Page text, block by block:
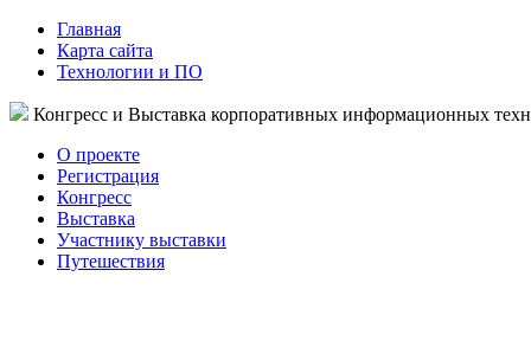
Главная
Карта сайта
Технологии и ПО
Конгресс и Выставка корпоративных информационных
О проекте
Регистрация
Конгресс
Выставка
Участнику выставки
Путешествия